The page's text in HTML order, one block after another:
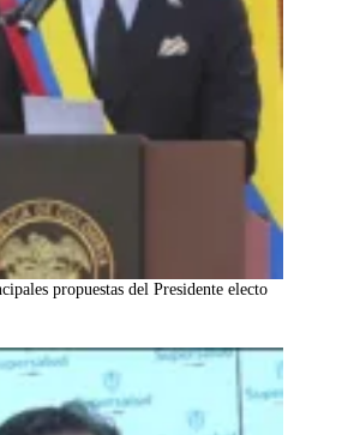
propuestas del Presidente electo